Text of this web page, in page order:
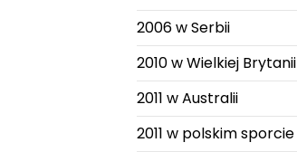
2006 w Serbii
2010 w Wielkiej Brytanii
2011 w Australii
2011 w polskim sporcie